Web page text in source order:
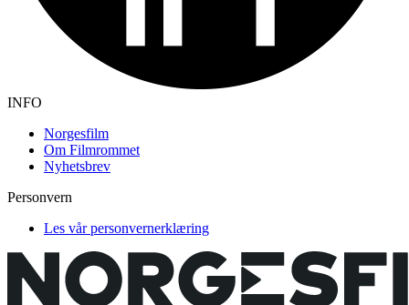
INFO
Norgesfilm
Om Filmrommet
Nyhetsbrev
Personvern
Les vår personvernerklæring